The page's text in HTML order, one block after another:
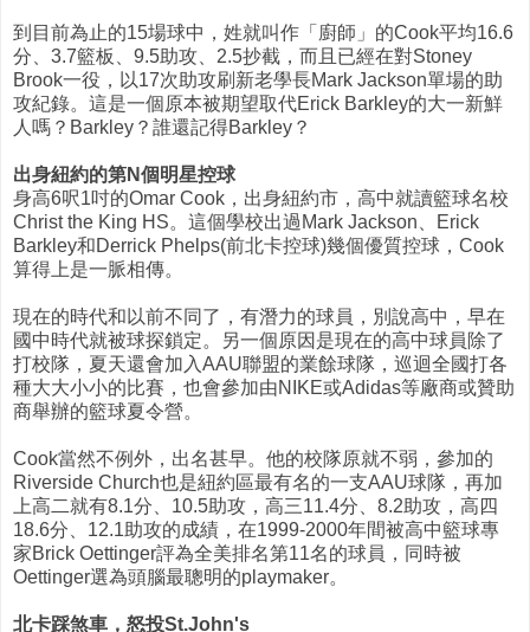
到目前為止的15場球中，姓就叫作「廚師」的Cook平均16.6
分、3.7籃板、9.5助攻、2.5抄截，而且已經在對Stoney
Brook一役，以17次助攻刷新老學長Mark Jackson單場的助
攻紀錄。這是一個原本被期望取代Erick Barkley的大一新鮮
人嗎？Barkley？誰還記得Barkley？
出身紐約的第N個明星控球
身高6呎1吋的Omar Cook，出身紐約市，高中就讀籃球名校
Christ the King HS。這個學校出過Mark Jackson、Erick
Barkley和Derrick Phelps(前北卡控球)幾個優質控球，Cook
算得上是一脈相傳。
現在的時代和以前不同了，有潛力的球員，別說高中，早在
國中時代就被球探鎖定。另一個原因是現在的高中球員除了
打校隊，夏天還會加入AAU聯盟的業餘球隊，巡迴全國打各
種大大小小的比賽，也會參加由NIKE或Adidas等廠商或贊助
商舉辦的籃球夏令營。
Cook當然不例外，出名甚早。他的校隊原就不弱，參加的
Riverside Church也是紐約區最有名的一支AAU球隊，再加
上高二就有8.1分、10.5助攻，高三11.4分、8.2助攻，高四
18.6分、12.1助攻的成績，在1999-2000年間被高中籃球專
家Brick Oettinger評為全美排名第11名的球員，同時被
Oettinger選為頭腦最聰明的playmaker。
北卡踩煞車，怒投St.John's